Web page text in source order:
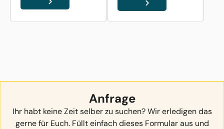
Anfrage
Ihr habt keine Zeit selber zu suchen? Wir erledigen das
gerne für Euch. Füllt einfach dieses Formular aus und